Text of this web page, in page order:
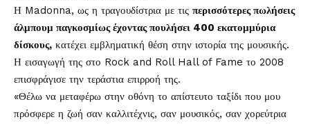
Η Madonna, ως η τραγουδίστρια με τις περισσότερες πωλήσεις
άλμπουμ παγκοσμίως έχοντας πουλήσει 400 εκατομμύρια
δίσκους, κατέχει εμβληματική θέση στην ιστορία της μουσικής.
Η εισαγωγή της στο Rock and Roll Hall of Fame το 2008
επισφράγισε την τεράστια επιρροή της.
«Θέλω να μεταφέρω στην οθόνη το απίστευτο ταξίδι που μου
πρόσφερε η ζωή σαν καλλιτέχνις, σαν μουσικός, σαν χορεύτρια